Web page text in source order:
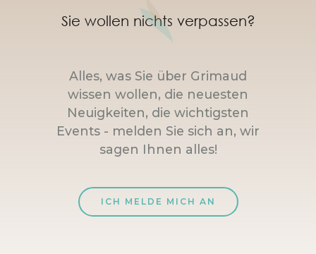
Sie wollen nichts verpassen?
Alles, was Sie über Grimaud
wissen wollen, die neuesten
Neuigkeiten, die wichtigsten
Events - melden Sie sich an, wir
sagen Ihnen alles!
ICH MELDE MICH AN